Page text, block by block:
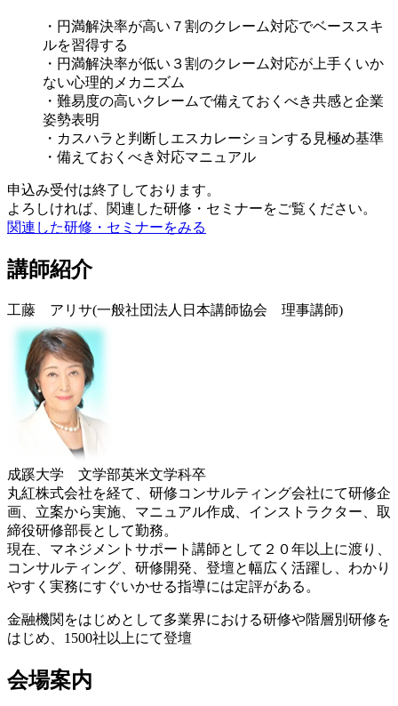
・円満解決率が高い７割のクレーム対応でベーススキ
ルを習得する
・円満解決率が低い３割のクレーム対応が上手くいか
ない心理的メカニズム
・難易度の高いクレームで備えておくべき共感と企業
姿勢表明
・カスハラと判断しエスカレーションする見極め基準
・備えておくべき対応マニュアル
申込み受付は終了しております。
よろしければ、関連した研修・セミナーをご覧ください。
関連した研修・セミナーをみる
講師紹介
工藤 アリサ(一般社団法人日本講師協会 理事講師)
成蹊大学 文学部英米文学科卒
丸紅株式会社を経て、研修コンサルティング会社にて研修企
画、立案から実施、マニュアル作成、インストラクター、取
締役研修部長として勤務。
現在、マネジメントサポート講師として２０年以上に渡り、
コンサルティング、研修開発、登壇と幅広く活躍し、わかり
やすく実務にすぐいかせる指導には定評がある。
金融機関をはじめとして多業界における研修や階層別研修を
はじめ、1500社以上にて登壇
会場案内